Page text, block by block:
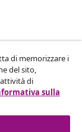
di memorizzare i
del sito,
di
sulla